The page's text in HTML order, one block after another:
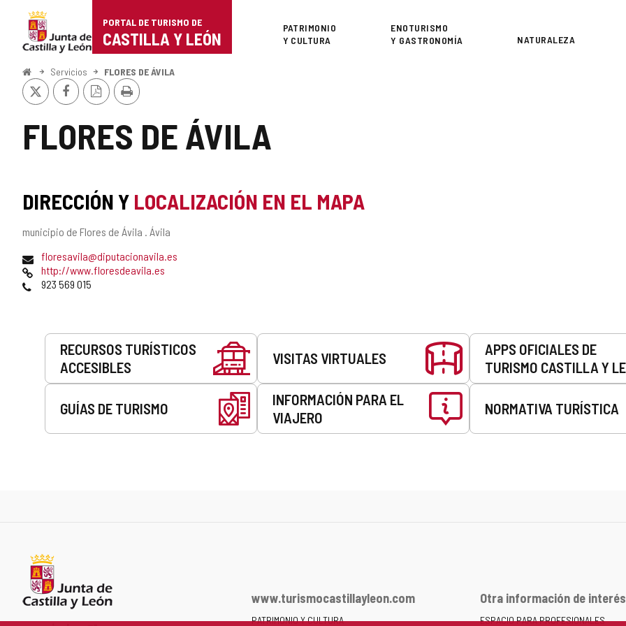
Portal
de
Turismo
de
Castilla
PORTAL DE TURISMO DE
CASTILLA Y LEÓN
Superior
PATRIMONIO
Y CULTURA
ENOTURISMO
Y GASTRONOMÍA
NATURALEZA
InicioServicios FLORES DE ÁVILA
FLORES DE ÁVILA
X FacebookVersión
PDF
Imprimir
DIRECCIÓN Y LOCALIZACIÓN EN EL MAPA
Dirección
municipio de Flores de Ávila . Ávila
Dirección
de
correo
floresavila@diputacionavila.es
Página
Web
http://www.floresdeavila.es
Teléfonos
923 569 015
Servicios
RECURSOS TURÍSTICOS
ACCESIBLES
VISITAS VIRTUALES
APPS OFICIALES DE
TURISMO CASTILLA Y
GUÍAS DE TURISMO
INFORMACIÓN PARA EL
VIAJERO
NORMATIVA TURÍSTICA
www.turismocastillayleon.com
PATRIMONIO Y CULTURA
Otra información de interés
ESPACIO PARA PROFESIONALES